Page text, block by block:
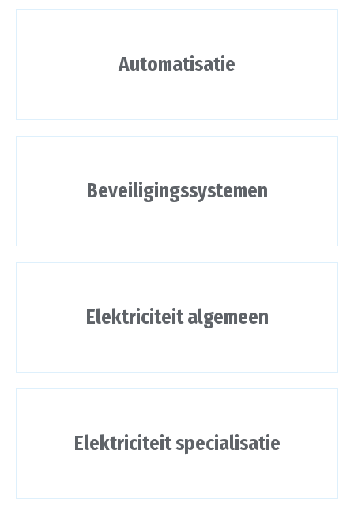
Automatisatie
Beveiligingssystemen
Elektriciteit algemeen
Elektriciteit specialisatie